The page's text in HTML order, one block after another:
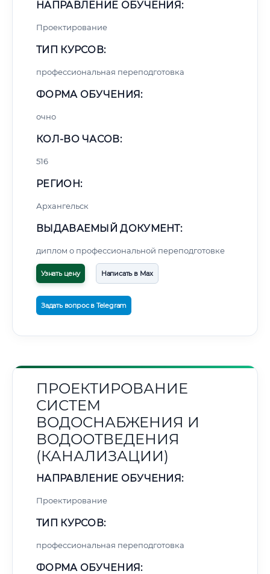
НАПРАВЛЕНИЕ ОБУЧЕНИЯ:
Проектирование
ТИП КУРСОВ:
профессиональная переподготовка
ФОРМА ОБУЧЕНИЯ:
очно
КОЛ-ВО ЧАСОВ:
516
РЕГИОН:
Архангельск
ВЫДАВАЕМЫЙ ДОКУМЕНТ:
диплом о профессиональной переподготовке
Узнать цену Написать в Max
Задать вопрос в Telegram
ПРОЕКТИРОВАНИЕ
СИСТЕМ
ВОДОСНАБЖЕНИЯ И
ВОДООТВЕДЕНИЯ
(КАНАЛИЗАЦИИ)
НАПРАВЛЕНИЕ ОБУЧЕНИЯ:
Проектирование
ТИП КУРСОВ:
профессиональная переподготовка
ФОРМА ОБУЧЕНИЯ: